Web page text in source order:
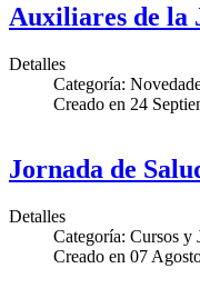
Auxiliares de la
Detalles
Categoría:
Creado en 24
Jornada de
Detalles
Categoría: Cursos y
Creado en 07